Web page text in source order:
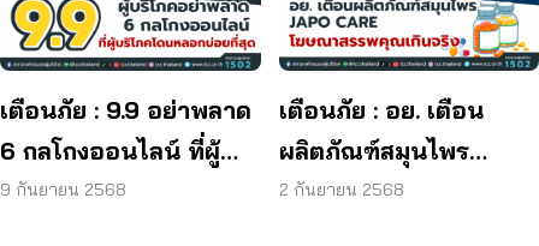
ผลิตภัณฑ์ย้อมผม
เตือนภัย : 9.9 อย่าพลาด
6 กลโกงออนไลน์ ที่ผู้
บริโภคโดนหลอกบ่อย
9 กันยายน 2568
เตือนภัย : อย. เตือน
ผลิตภัณฑ์สมุนไพร
JAPO CARE โฆษณา
2 กันยายน 2568